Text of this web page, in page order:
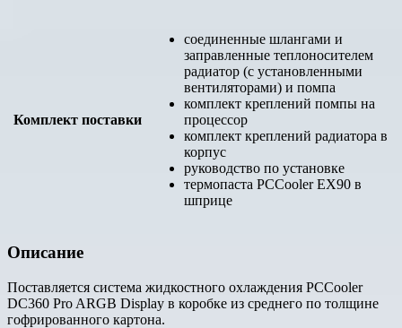
Комплект поставки
соединенные шлангами и
заправленные теплоносителем
радиатор (с установленными
вентиляторами) и помпа
комплект креплений помпы на
процессор
комплект креплений радиатора в
корпус
руководство по установке
термопаста PCCooler EX90 в
шприце
Описание
Поставляется система жидкостного охлаждения PCCooler
DC360 Pro ARGB Display в коробке из среднего по толщине
гофрированного картона.